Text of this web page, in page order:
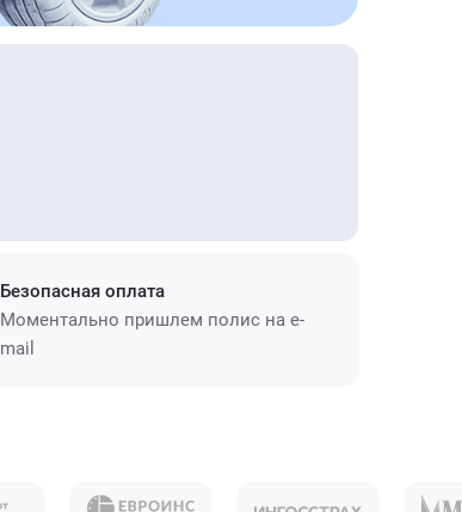
Безопасная оплата
Моментально пришлем полис на e-
mail